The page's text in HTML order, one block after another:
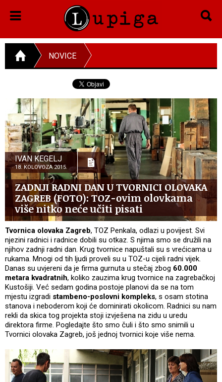
NOVICE
IVAN KEGELJ
18. KOLOVOZA 2015.
ZADNJI RADNI DAN U TVORNICI OLOVAKA
ZAGREB (FOTO): TOZ-ovim olovkama
više nitko neće učiti pisati
Tvornica olovaka Zagreb, TOZ Penkala, odlazi u povijest. Svi
njezini radnici i radnice dobili su otkaz. S njima smo se družili na
njihov zadnji radni dan. Krug tvornice napuštali su s vrećicama u
rukama. Mnogi od tih ljudi proveli su u TOZ-u cijeli radni vijek.
Danas su uvjereni da je firma gurnuta u stečaj zbog 60.000
metara kvadratnih, koliko zauzima krug tvornice na zagrebačkoj
Kustošiji. Već sedam godina postoje planovi da se na tom
mjestu izgradi stambeno-poslovni kompleks, s osam stotina
stanova i neboderom koji će dominirati okolicom. Radnici su nam
rekli da skica tog projekta stoji izvješena na zidu u uredu
direktora firme. Pogledajte što smo čuli i što smo snimili u
Tvornici olovaka Zagreb, još jednoj tvornici koje više nema.